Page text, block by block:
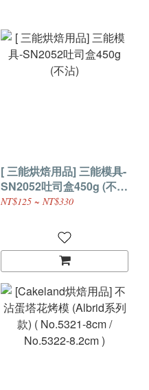
[ 三能烘焙用品] 三能模具-
SN2052吐司盒450g (不
沾)
NT$125 ~ NT$330